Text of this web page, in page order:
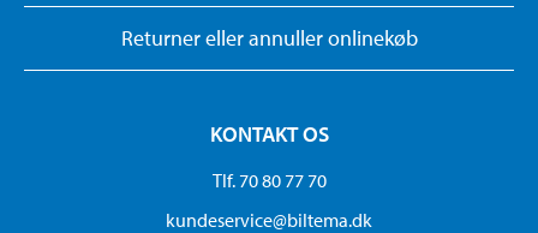
Returner eller annuller onlinekøb
KONTAKT OS
Tlf. 70 80 77 70
kundeservice@biltema.dk